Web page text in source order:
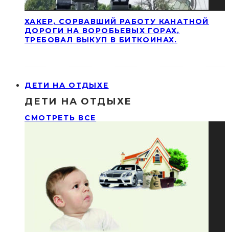
ХАКЕР, СОРВАВШИЙ РАБОТУ КАНАТНОЙ
ДОРОГИ НА ВОРОБЬЕВЫХ ГОРАХ,
ТРЕБОВАЛ ВЫКУП В БИТКОИНАХ.
ДЕТИ НА ОТДЫХЕ
ДЕТИ НА ОТДЫХЕ
СМОТРЕТЬ ВСЕ